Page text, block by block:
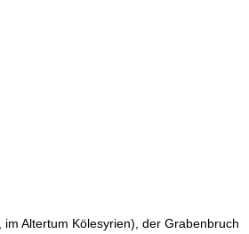
Altertum Kölesyrien), der Grabenbruch